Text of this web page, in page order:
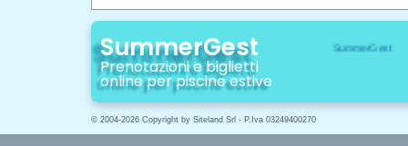
SummerGest
Prenotazioni e biglietti
online per piscine estive
© 2004-2026 Copyright by Siteland Srl - P.Iva 03249400270